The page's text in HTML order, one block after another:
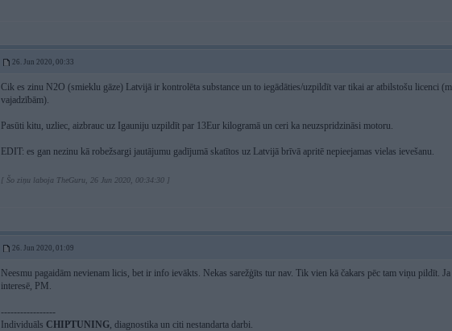
26. Jun 2020, 00:33
Cik es zinu N2O (smieklu gāze) Latvijā ir kontrolēta substance un to iegādāties/uzpildīt var tikai ar atbilstošu licenci
vajadzībām).
Pasūti kitu, uzliec, aizbrauc uz Igauniju uzpildīt par 13Eur kilogramā un ceri ka neuzspridzināsi motoru.
EDIT: es gan nezinu kā robežsargi jautājumu gadījumā skatītos uz Latvijā brīvā apritē nepieejamas vielas ievešanu.
[ Šo ziņu laboja TheGuru, 26 Jun 2020, 00:34:30 ]
26. Jun 2020, 01:09
Neesmu pagaidām nevienam licis, bet ir info ievākts. Nekas sarežģīts tur nav. Tik vien kā čakars pēc tam viņu pildīt. Ja
interesē, PM.
-----------------
Individuāls CHIPTUNING, diagnostika un citi nestandarta darbi.